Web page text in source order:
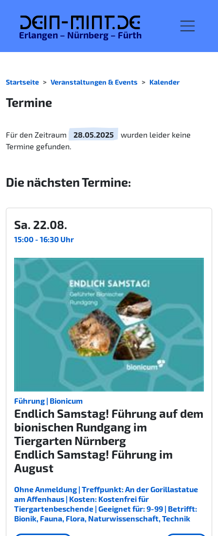
Dein-MINT.de
Erlangen – Nürnberg – Fürth
Startseite Veranstaltungen & Events Kalender
Termine
Für den Zeitraum 28.05.2025
wurden leider keine
Termine gefunden.
Die nächsten Termine:
Sa. 22.08.
15:00 - 16:30 Uhr
Führung | Bionicum
Endlich Samstag! Führung auf dem
bionischen Rundgang im
Tiergarten Nürnberg
Endlich Samstag! Führung im
August
Ohne Anmeldung | Treffpunkt: An der Gorillastatue
am Affenhaus | Kosten: Kostenfrei für
Tiergartenbeschende | Geeignet für: 9-99 | Betrifft:
Bionik, Fauna, Flora, Naturwissenschaft, Technik